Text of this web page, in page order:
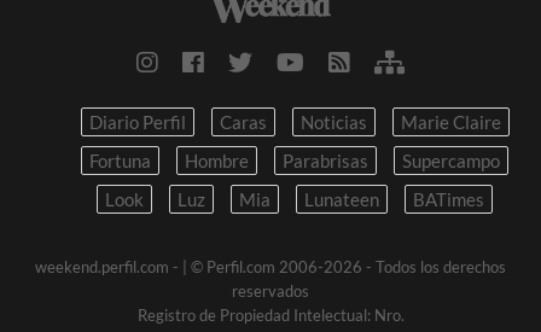
Diario Perfil Caras Noticias
Marie Claire
Fortuna
Hombre Parabrisas
Supercampo
Look
Luz Mia Lunateen BATimes
weekend.perfil.com -
| © Perfil.com 2006-2026 - Todos los derechos
reservados
Registro de Propiedad Intelectual: Nro.